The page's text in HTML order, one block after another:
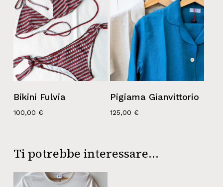
Bikini Fulvia
100,00 €
Pigiama Gianvittorio
125,00€
Ti potrebbe interessare…